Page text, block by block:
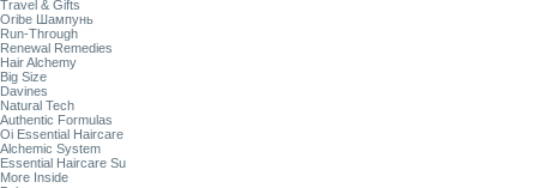
Travel & Gifts
Oribe Шампунь
Run-Through
Renewal Remedies
Hair Alchemy
Big Size
Davines
Natural Tech
Authentic Formulas
Oi Essential Haircare
Alchemic System
Essential Haircare Su
More Inside